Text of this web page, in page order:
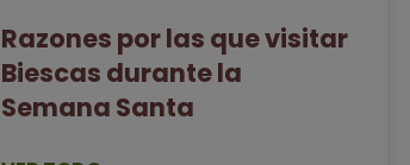
Razones por las que visitar
Biescas durante la
Semana Santa